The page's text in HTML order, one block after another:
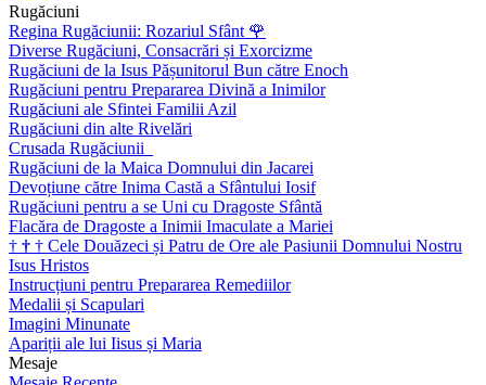
Rugăciuni
Regina Rugăciunii: Rozariul Sfânt 🌹
Diverse Rugăciuni, Consacrări și Exorcizme
Rugăciuni de la Isus Pășunitorul Bun către Enoch
Rugăciuni pentru Prepararea Divină a Inimilor
Rugăciuni ale Sfintei Familii Azil
Rugăciuni din alte Rivelări
Crusada Rugăciunii
Rugăciuni de la Maica Domnului din Jacarei
Devoțiune către Inima Castă a Sfântului Iosif
Rugăciuni pentru a se Uni cu Dragoste Sfântă
Flacăra de Dragoste a Inimii Imaculate a Mariei
† † † Cele Douăzeci și Patru de Ore ale Pasiunii Domnului Nostru
Isus Hristos
Instrucțiuni pentru Prepararea Remediilor
Medalii și Scapulari
Imagini Minunate
Apariții ale lui Iisus și Maria
Mesaje